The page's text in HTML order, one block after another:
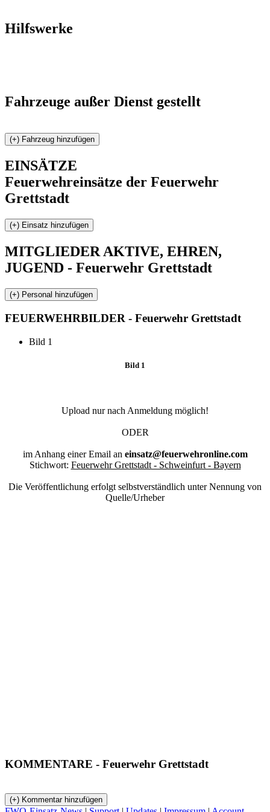
Hilfswerke
Fahrzeuge außer Dienst gestellt
EINSÄTZE
Feuerwehreinsätze der Feuerwehr
Grettstadt
MITGLIEDER AKTIVE, EHREN,
JUGEND - Feuerwehr Grettstadt
FEUERWEHRBILDER - Feuerwehr Grettstadt
Bild 1
Bild 1
Upload nur nach Anmeldung möglich!
ODER
im Anhang einer Email an einsatz@feuerwehronline.com
Stichwort: Feuerwehr Grettstadt - Schweinfurt - Bayern
Die Veröffentlichung erfolgt selbstverständlich unter Nennung von
Quelle/Urheber
KOMMENTARE - Feuerwehr Grettstadt